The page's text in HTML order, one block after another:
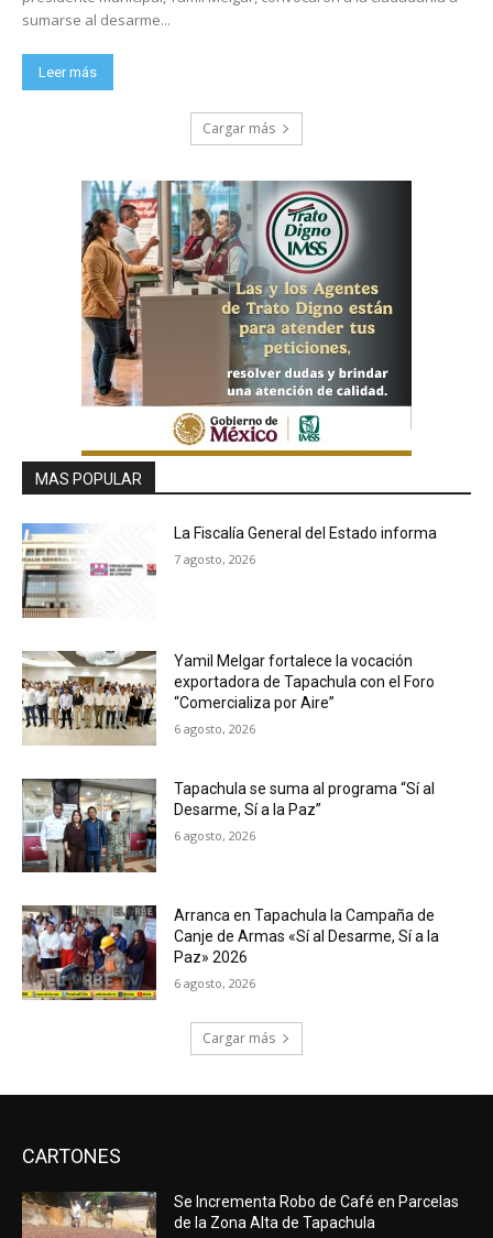
sumarse al desarme...
Leer más
Cargar más
MAS POPULAR
La Fiscalía General del Estado informa
7 agosto, 2026
Yamil Melgar fortalece la vocación
exportadora de Tapachula con el Foro
“Comercializa por Aire”
6 agosto, 2026
Tapachula se suma al programa “Sí al
Desarme, Sí a la Paz”
6 agosto, 2026
Arranca en Tapachula la Campaña de
Canje de Armas «Sí al Desarme, Sí a la
Paz» 2026
6 agosto, 2026
Cargar más
CARTONES
Se Incrementa Robo de Café en Parcelas
de la Zona Alta de Tapachula